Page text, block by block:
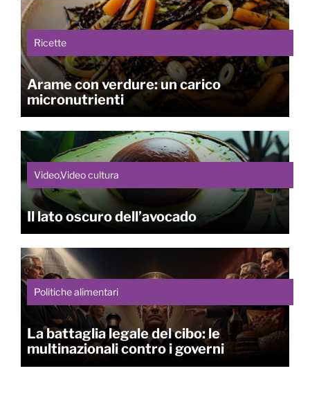
Ricette
Arame con verdure: un carico
micronutrienti
Video,Video cultura
Il lato oscuro dell’avocado
Politiche alimentari
La battaglia legale del cibo: le
multinazionali contro i governi